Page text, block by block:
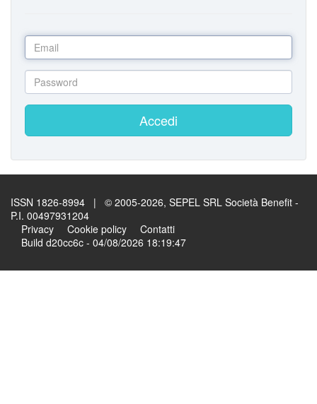
Accedi
ISSN 1826-8994 | © 2005-2026, SEPEL SRL Società Benefit -
P.I. 00497931204
Privacy
Cookie policy
Contatti
Build d20cc6c - 04/08/2026 18:19:47